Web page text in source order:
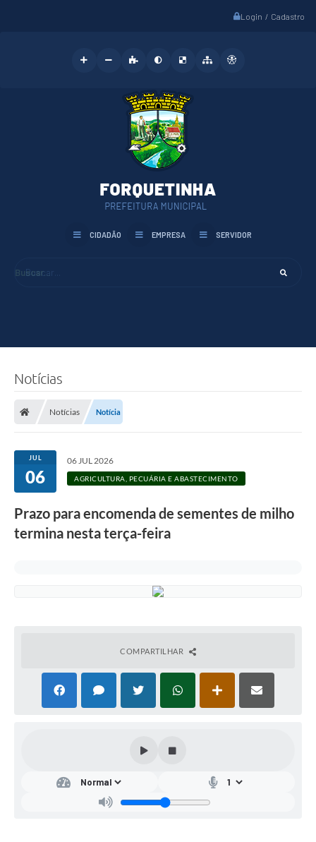
Login / Cadastro
Buscar...
CIDADÃO EMPRESA SERVIDOR
Notícias
Notícias Notícia
JUL
06
06 JUL 2026
AGRICULTURA, PECUÁRIA E ABASTECIMENTO
Prazo para encomenda de sementes de milho
termina nesta terça-feira
COMPARTILHAR